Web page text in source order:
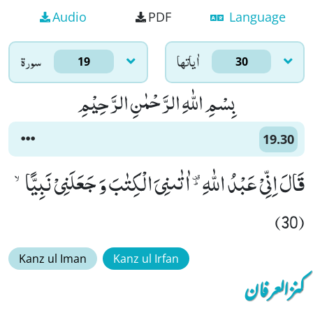
Audio PDF Language
سورۃ 19 اٰياتها 30
بِسْمِ اللّٰهِ الرَّحْمٰنِ الرَّحِیْمِ
19.30
قَالَ اِنِّیْ عَبْدُ اللّٰهِ ﳴ اٰتٰىنِیَ الْكِتٰبَ وَ جَعَلَنِیْ نَبِیًّاۙ
(30)
Kanz ul Iman Kanz ul Irfan
کنزالعرفان